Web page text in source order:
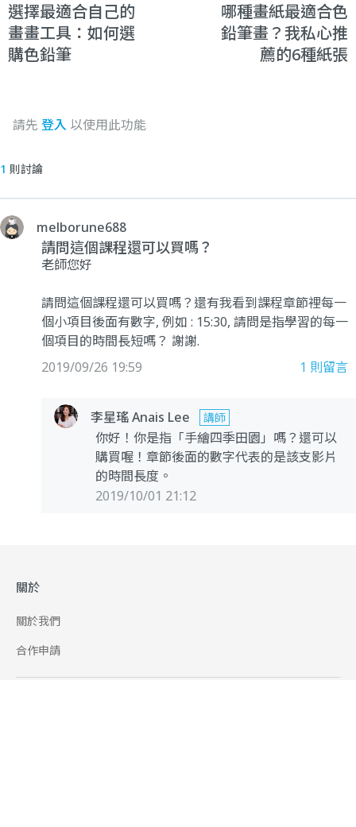
選擇最適合自己的
畫畫工具：如何選
購色鉛筆
哪種畫紙最適合色
鉛筆畫？我私心推
薦的6種紙張
請先 登入 以使用此功能
1 則討論
melborune688
請問這個課程還可以買嗎？
老師您好
請問這個課程還可以買嗎？還有我看到課程章節裡每一
個小項目後面有數字, 例如 : 15:30, 請問是指學習的每一
個項目的時間長短嗎？ 謝謝.
2019/09/26 19:59
1 則留言
李星瑤 Anais Lee 講師
你好！你是指「手繪四季田園」嗎？還可以
購買喔！章節後面的數字代表的是該支影片
的時間長度。
2019/10/01 21:12
關於
關於我們
合作申請